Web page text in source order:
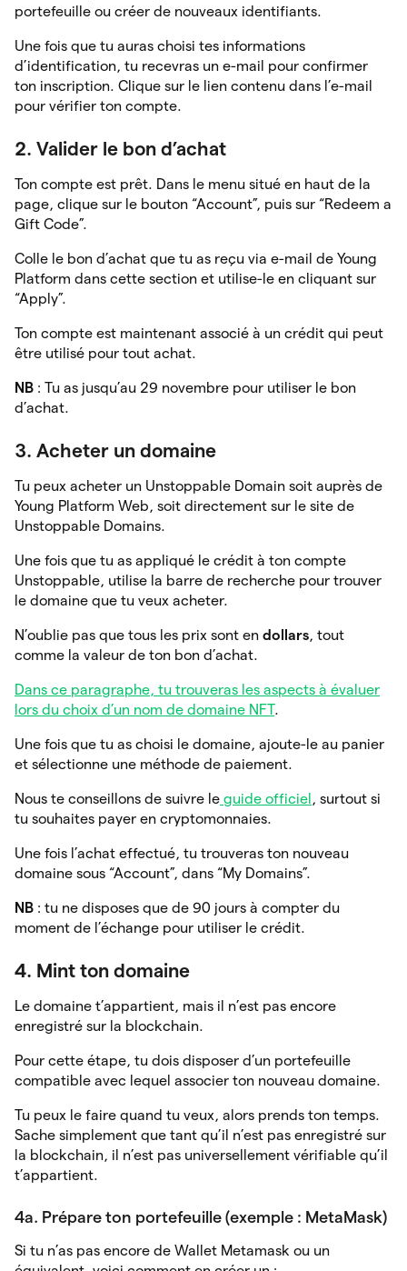
portefeuille ou créer de nouveaux identifiants.
Une fois que tu auras choisi tes informations
d’identification, tu recevras un e-mail pour confirmer
ton inscription. Clique sur le lien contenu dans l’e-mail
pour vérifier ton compte.
2. Valider le bon d’achat
Ton compte est prêt. Dans le menu situé en haut de la
page, clique sur le bouton “Account”, puis sur “Redeem a
Gift Code”.
Colle le bon d’achat que tu as reçu via e-mail de Young
Platform dans cette section et utilise-le en cliquant sur
“Apply”.
Ton compte est maintenant associé à un crédit qui peut
être utilisé pour tout achat.
NB : Tu as jusqu’au 29 novembre pour utiliser le bon
d’achat.
3. Acheter un domaine
Tu peux acheter un Unstoppable Domain soit auprès de
Young Platform Web, soit directement sur le site de
Unstoppable Domains.
Une fois que tu as appliqué le crédit à ton compte
Unstoppable, utilise la barre de recherche pour trouver
le domaine que tu veux acheter.
N’oublie pas que tous les prix sont en dollars, tout
comme la valeur de ton bon d’achat.
Dans ce paragraphe, tu trouveras les aspects à évaluer
lors du choix d’un nom de domaine NFT.
Une fois que tu as choisi le domaine, ajoute-le au panier
et sélectionne une méthode de paiement.
Nous te conseillons de suivre le guide officiel , surtout si
tu souhaites payer en cryptomonnaies.
Une fois l’achat effectué, tu trouveras ton nouveau
domaine sous “Account”, dans “My Domains”.
NB : tu ne disposes que de 90 jours à compter du
moment de l’échange pour utiliser le crédit.
4. Mint ton domaine
Le domaine t’appartient, mais il n’est pas encore
enregistré sur la blockchain.
Pour cette étape, tu dois disposer d’un portefeuille
compatible avec lequel associer ton nouveau domaine.
Tu peux le faire quand tu veux, alors prends ton temps.
Sache simplement que tant qu’il n’est pas enregistré sur
la blockchain, il n’est pas universellement vérifiable qu’il
t’appartient.
4a. Prépare ton portefeuille (exemple : MetaMask)
Si tu n’as pas encore de Wallet Metamask ou un